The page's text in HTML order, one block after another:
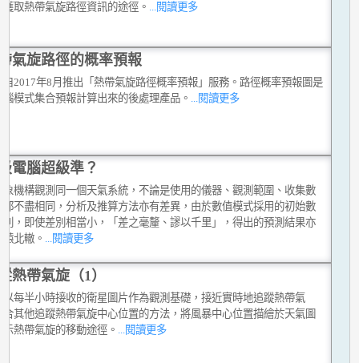
取熱帶氣旋路徑資訊的途徑。 ...閱讀更多
氣旋路徑的概率預報
自2017年8月推出「熱帶氣旋路徑概率預報」服務。路徑概率預報圖是
腦模式集合預報計算出來的後處理產品。 ...閱讀更多
電腦超級準？
象機構觀測同一個天氣系統，不論是使用的儀器、觀測範圍、收集數
都不盡相同，分析及推算方法亦有差異，由於數值模式採用的初始數
別，即使差別相當小，「差之毫釐、謬以千里」，得出的預測結果亦
北轍。
...閱讀更多
熱帶氣旋（1）
以每半小時接收的衛星圖片作為觀測基礎，接近實時地追蹤熱帶氣
合其他追蹤熱帶氣旋中心位置的方法，將風暴中心位置描繪於天氣圖
熱帶氣旋的移動途徑。
...閱讀更多